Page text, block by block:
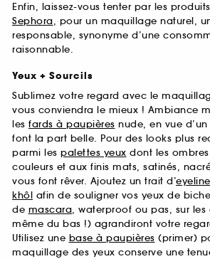
Enfin, laissez-vous tenter par les
Sephora, pour un maquillage naturel,
responsable, synonyme d’une
raisonnable.
Yeux + Sourcils
Sublimez votre regard avec le
vous conviendra le mieux ! Ambiance
les fards à paupières nude, en vue
font la part belle. Pour des looks plus
parmi les palettes yeux dont les
couleurs et aux finis mats, satinés,
vous font rêver. Ajoutez un trait d’
khôl afin de souligner vos yeux de
de mascara, waterproof ou pas, sur
même du bas !) agrandiront votre
Utilisez une base à paupières (primer)
maquillage des yeux conserve une